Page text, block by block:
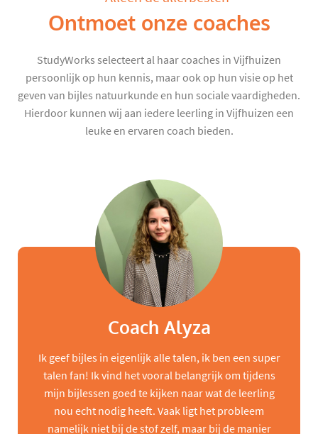
Ontmoet onze coaches
StudyWorks selecteert al haar coaches in Vijfhuizen
persoonlijk op hun kennis, maar ook op hun visie op het
geven van bijles natuurkunde en hun sociale vaardigheden.
Hierdoor kunnen wij aan iedere leerling in Vijfhuizen een
leuke en ervaren coach bieden.
Coach Alyza
Ik geef bijles in eigenlijk alle talen, ik ben een super
talen fan! Ik vind het vooral belangrijk om tijdens
mijn bijlessen goed te kijken naar wat de leerling
nou echt nodig heeft. Vaak ligt het probleem
namelijk niet bij de stof zelf, maar bij de manier